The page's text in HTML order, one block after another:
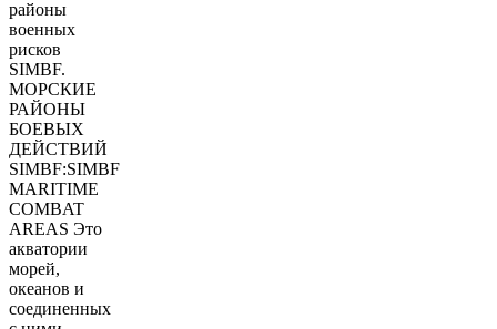
районы
военных
рисков
SIMBF.
МОРСКИЕ
РАЙОНЫ
БОЕВЫХ
ДЕЙСТВИЙ
SIMBF:SIMBF
MARITIME
COMBAT
AREAS Это
акватории
морей,
океанов и
соединенных